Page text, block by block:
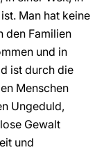
Man hat keine
den Familien
und in
ist durch die
Menschen
Ungeduld,
Gewalt
und